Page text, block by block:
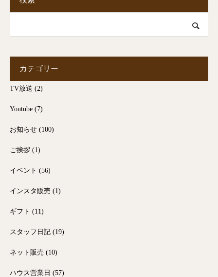
カテゴリー
TV放送 (2)
Youtube (7)
お知らせ (100)
ご挨拶 (1)
イベント (56)
インスタ販売 (1)
ギフト (11)
スタッフ日記 (19)
ネット販売 (10)
ハウス営業日 (57)